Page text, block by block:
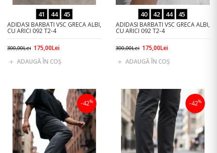
41 44 45
ADIDASI BARBATI VSC GRECA ALBI,
CU ARICI 092 T2-4
300,00Lei 175,00Lei
ADAUGĂ ÎN COŞ
40 42 44 45
ADIDASI BARBATI VSC GRECA ALBI,
CU ARICI 092 T2-4
300,00Lei 175,00Lei
ADAUGĂ ÎN COŞ
-42% -42%